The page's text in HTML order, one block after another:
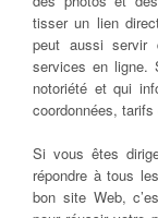
tisser un lien
peut aussi servir
services en ligne.
notoriété et qui
coordonnées, tarifs
Si vous êtes
répondre à tous
bon site Web,